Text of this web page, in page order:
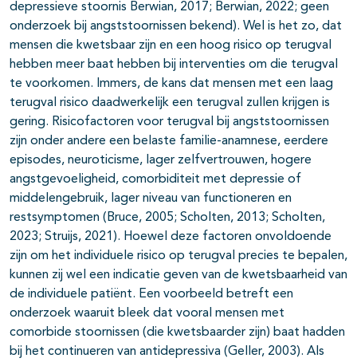
depressieve stoornis Berwian, 2017; Berwian, 2022; geen
onderzoek bij angststoornissen bekend). Wel is het zo, dat
mensen die kwetsbaar zijn en een hoog risico op terugval
hebben meer baat hebben bij interventies om die terugval
te voorkomen. Immers, de kans dat mensen met een laag
terugval risico daadwerkelijk een terugval zullen krijgen is
gering. Risicofactoren voor terugval bij angststoornissen
zijn onder andere een belaste familie-anamnese, eerdere
episodes, neuroticisme, lager zelfvertrouwen, hogere
angstgevoeligheid, comorbiditeit met depressie of
middelengebruik, lager niveau van functioneren en
restsymptomen (Bruce, 2005; Scholten, 2013; Scholten,
2023; Struijs, 2021). Hoewel deze factoren onvoldoende
zijn om het individuele risico op terugval precies te bepalen,
kunnen zij wel een indicatie geven van de kwetsbaarheid van
de individuele patiënt. Een voorbeeld betreft een
onderzoek waaruit bleek dat vooral mensen met
comorbide stoornissen (die kwetsbaarder zijn) baat hadden
bij het continueren van antidepressiva (Geller, 2003). Als